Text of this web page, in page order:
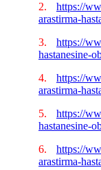
2.
https://
arastirma-
3.
https://
hastanesine-
4.
https://
arastirma-
5.
https://
hastanesine-
6.
https://
arastirma-